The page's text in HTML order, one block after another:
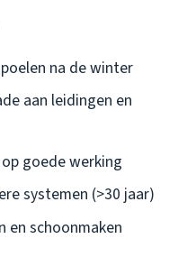
na de winter
aan leidingen en
goede werking
systemen (>30 jaar)
schoonmaken